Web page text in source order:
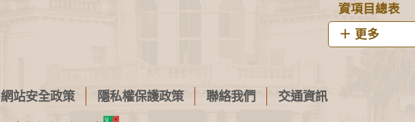
資項目總表
更多
網站安全政策 隱私權保護政策 聯絡我們 交通資訊